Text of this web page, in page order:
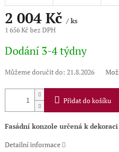
2 004 Kč/ ks
1 656 Kč bez DPH
cena:
Dodání 3-4 týdny
Můžeme doručit do: 21.8.2026
Přidat do košíku
Fasádní konzole určená k dekoraci
Detailní informace